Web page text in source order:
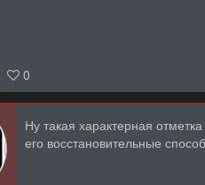
0
Ну такая характерная
его восстановительные